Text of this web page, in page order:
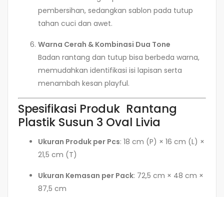
pembersihan, sedangkan sablon pada tutup
tahan cuci dan awet.
Warna Cerah & Kombinasi Dua Tone
Badan rantang dan tutup bisa berbeda warna,
memudahkan identifikasi isi lapisan serta
menambah kesan playful.
Spesifikasi Produk Rantang
Plastik Susun 3 Oval Livia
Ukuran Produk per Pcs: 18 cm (P) × 16 cm (L) ×
21,5 cm (T)
Ukuran Kemasan per Pack: 72,5 cm × 48 cm ×
87,5 cm